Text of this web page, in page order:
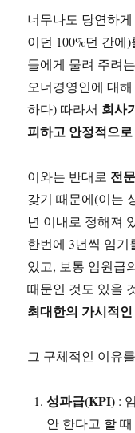
너무나도 당연하게
이던 100%던 간에
들에게 물려 주려
오너경영인에 대
하다) 따라서 회사
피하고 안정적으
이와는 반대로 전
갖기 때문에(이는
년 이내로 정해져
한번에 3년씩 임기
있고, 보통 임원급
때문인 것도 있을
최대한의 가시적
그 구체적인 이유
성과급(KPI) :
안 한다고 할